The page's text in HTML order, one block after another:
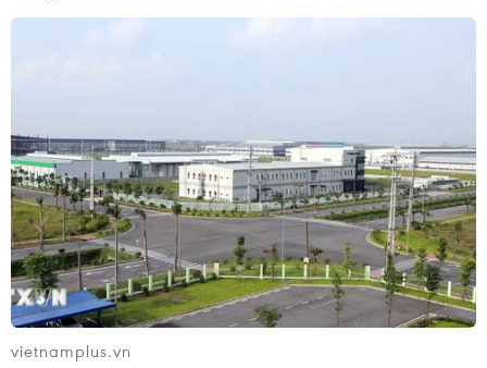
vietnamplus.vn